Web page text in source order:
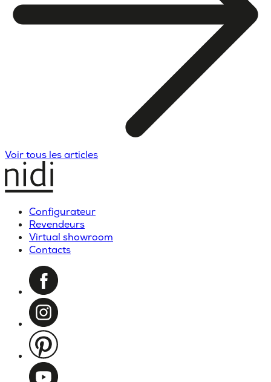
Voir tous les articles
Configurateur
Revendeurs
Virtual showroom
Contacts